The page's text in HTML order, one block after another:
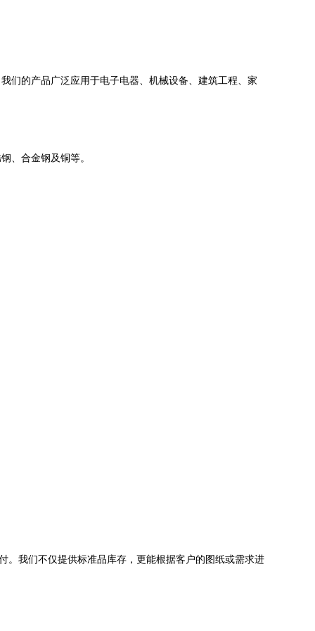
们的产品广泛应用于电子电器、机械设备、建筑工程、家
、合金钢及铜等。
。我们不仅提供标准品库存，更能根据客户的图纸或需求进